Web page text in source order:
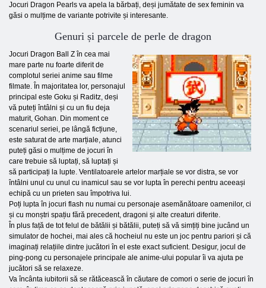
Jocuri Dragon Pearls va apela la bărbați, deși jumătate de sex feminin va
găsi o mulțime de variante potrivite și interesante.
Genuri și parcele de perle de dragon
Jocuri Dragon Ball Z în cea mai
mare parte nu foarte diferit de
complotul seriei anime sau filme
filmate. În majoritatea lor, personajul
principal este Goku și Raditz, deși
vă puteți întâlni și cu un fiu deja
maturit, Gohan. Din moment ce
scenariul seriei, pe lângă ficțiune,
este saturat de arte marțiale, atunci
puteți găsi o mulțime de jocuri în
care trebuie să luptați, să luptați și
să participați la lupte. Ventilatoarele artelor marțiale se vor distra, se vor
întâlni unul cu unul cu inamicul sau se vor lupta în perechi pentru aceeași
echipă cu un prieten sau împotriva lui.
Poți lupta în jocuri flash nu numai cu personaje asemănătoare oamenilor, ci
și cu monștri spațiu fără precedent, dragoni și alte creaturi diferite.
În plus față de tot felul de bătălii și bătălii, puteți să vă simțiți bine jucând un
simulator de hochei, mai ales că hocheiul nu este un joc pentru pariori și că
imaginați relațiile dintre jucători în el este exact suficient. Desigur, jocul de
ping-pong cu personajele principale ale anime-ului popular îi va ajuta pe
jucători să se relaxeze.
Va încânta iubitorii să se rătăcească în căutare de comori o serie de jocuri în